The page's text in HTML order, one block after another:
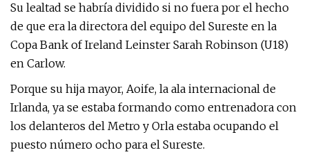
Su lealtad se habría dividido si no fuera por el hecho
de que era la directora del equipo del Sureste en la
Copa Bank of Ireland Leinster Sarah Robinson (U18)
en Carlow.
Porque su hija mayor, Aoife, la ala internacional de
Irlanda, ya se estaba formando como entrenadora con
los delanteros del Metro y Orla estaba ocupando el
puesto número ocho para el Sureste.